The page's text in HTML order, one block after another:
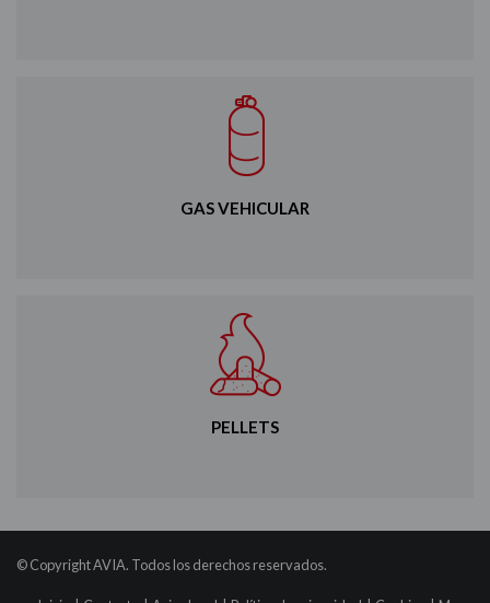
GAS VEHICULAR
PELLETS
© Copyright AVIA. Todos los derechos reservados.